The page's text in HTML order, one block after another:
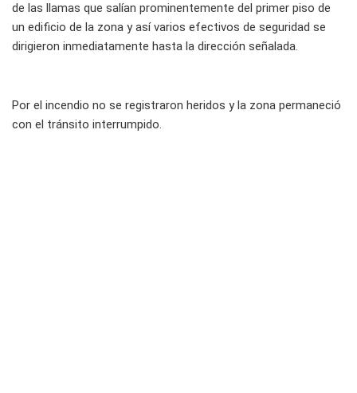
de las llamas que salían prominentemente del primer piso de
un edificio de la zona y así varios efectivos de seguridad se
dirigieron inmediatamente hasta la dirección señalada.
Por el incendio no se registraron heridos y la zona permaneció
con el tránsito interrumpido.